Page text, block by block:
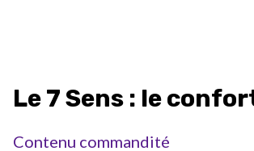
Le 7 Sens : le
Contenu commandité